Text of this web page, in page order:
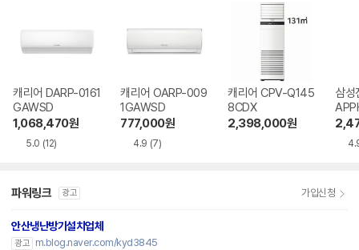
캐리어 DARP-0161
GAWSD
1,068,470원
5.0 (12)
캐리어 OARP-009
1GAWSD
777,000원
4.9 (7)
캐리어 CPV-Q145
8CDX
2,398,000원
삼
파워링크 광고 가입신청
안산냉난방기설치업체
광고
m.blog.naver.com/kyd3845